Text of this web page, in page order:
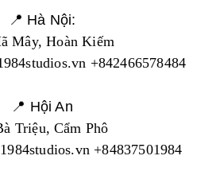
📍 Hà Nội:
Mây, Hoàn Kiếm
+842466578484
📍 Hội An
Triệu, Cẩm Phô
+84837501984